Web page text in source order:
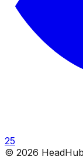
25
© 2026 HeadHub